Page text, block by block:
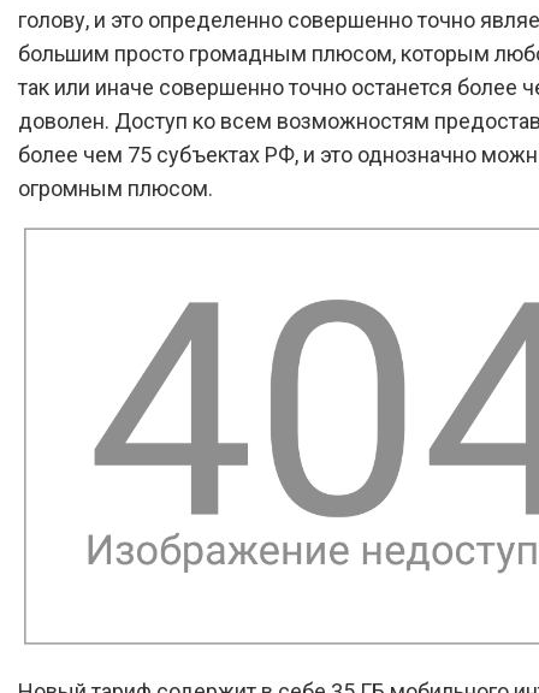
голову, и это определенно совершенно точно
большим просто громадным плюсом, которым
так или иначе совершенно точно останется более
доволен. Доступ ко всем возможностям
более чем 75 субъектах РФ, и это однозначно
огромным плюсом.